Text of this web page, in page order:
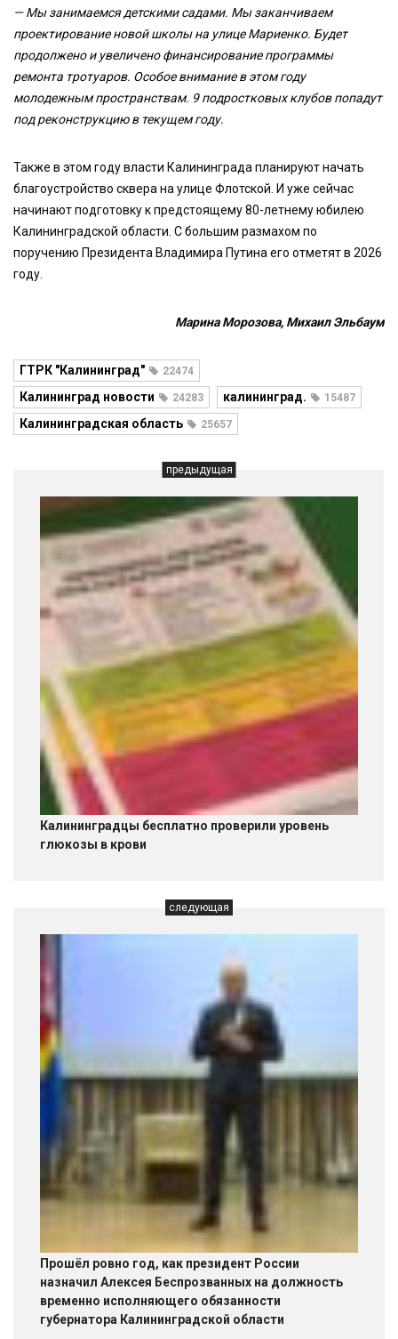
— Мы занимаемся детскими садами. Мы заканчиваем
проектирование новой школы на улице Мариенко. Будет
продолжено и увеличено финансирование программы
ремонта тротуаров. Особое внимание в этом году
молодежным пространствам. 9 подростковых клубов попадут
под реконструкцию в текущем году.
Также в этом году власти Калининграда планируют начать
благоустройство сквера на улице Флотской. И уже сейчас
начинают подготовку к предстоящему 80-летнему юбилею
Калининградской области. С большим размахом по
поручению Президента Владимира Путина его отметят в 2026
году.
Марина Морозова, Михаил Эльбаум
ГТРК "Калининград" 22474
Калининград новости 24283 калининград. 15487
Калининградская область 25657
предыдущая
Калининградцы бесплатно проверили уровень
глюкозы в крови
следующая
Прошёл ровно год, как президент России
назначил Алексея Беспрозванных на должность
временно исполняющего обязанности
губернатора Калининградской области